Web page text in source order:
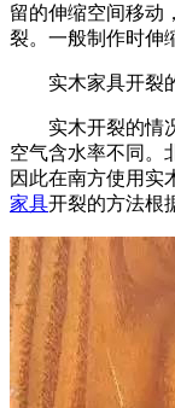
留的伸缩空间移动
裂。一般制作时伸
实木家具开裂
实木开裂的情
空气含水率不同
因此在南方使用实
家具开裂的方法根